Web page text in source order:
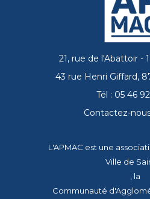
21, rue de l'Abattoir -
43 rue Henri Giffard,
Tél : 05 46
Contactez-
L'APMAC est une
Ville de
, la
Communauté